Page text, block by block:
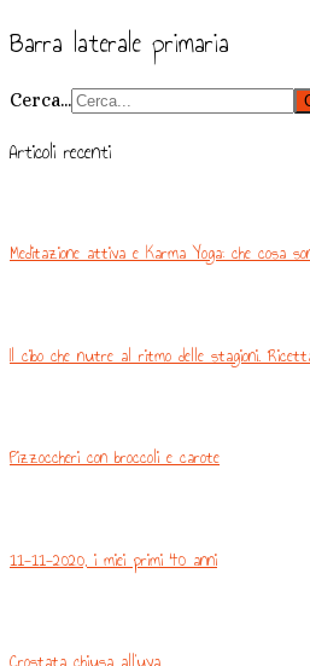
Barra laterale primaria
Cerca...
Articoli recenti
Meditazione attiva e Karma Yoga: che cosa
Il cibo che nutre al ritmo delle stagioni.
Pizzoccheri con broccoli e carote
11-11-2020, i miei primi 40 anni